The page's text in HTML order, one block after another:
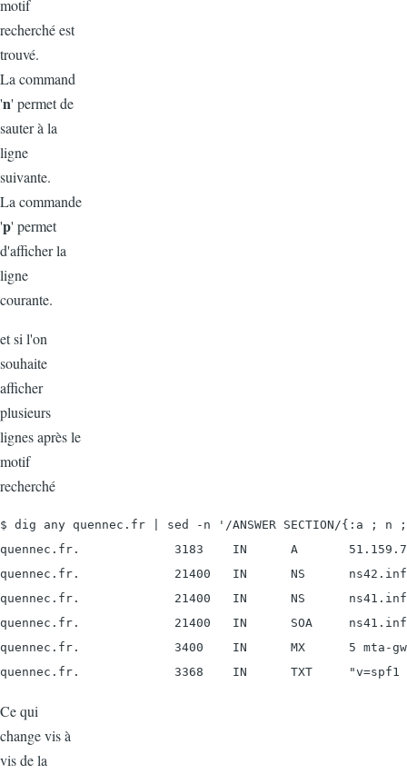
motif
recherché est
trouvé.
La command
'n' permet de
sauter à la
ligne
suivante.
La commande
'p' permet
d'afficher la
ligne
courante.
et si l'on
souhaite
afficher
plusieurs
lignes après le
motif
recherché
$ dig any quennec.fr | sed -n '/ANSWER SECTION/{:a
quennec.fr.             3183    IN      A
quennec.fr.             21400   IN      NS
quennec.fr.             21400   IN      NS
quennec.fr.             21400   IN      SOA
quennec.fr.             3400    IN      MX      5 mta-
quennec.fr.             3368    IN      TXT
Ce qui
change vis à
vis de la